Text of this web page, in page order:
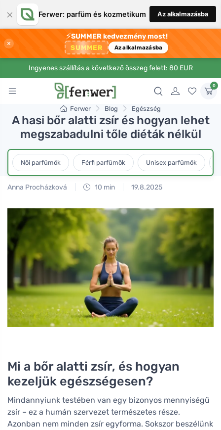
× Ferwer: parfüm és kozmetikum Az alkalmazásba
×
⚡SUMMER kedvezmény most!
SUMMER Az alkalmazásba
Ingyenes szállítás a következő összeg felett: 80 EUR
0
Ferwer Blog Egészség
A hasi bőr alatti zsír és hogyan lehet
megszabadulni tőle diéták nélkül
Női parfümök Férfi parfümök Unisex parfümök
Anna Procházková 10 min 19.8.2025
Mi a bőr alatti zsír, és hogyan
kezeljük egészségesen?
Mindannyiunk testében van egy bizonyos mennyiségű
zsír – ez a humán szervezet természetes része.
Azonban nem minden zsír egyforma. Sokszor beszélünk